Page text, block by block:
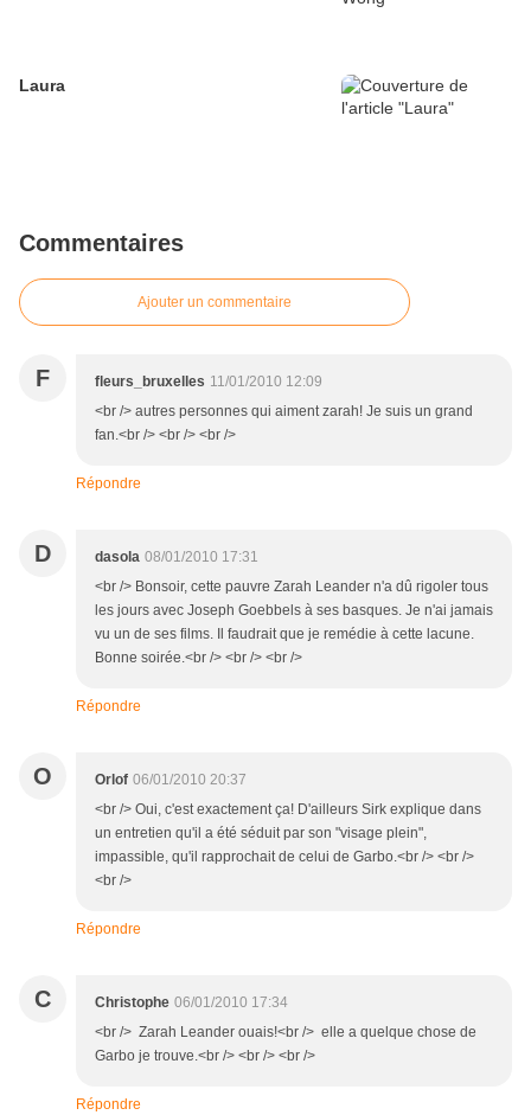
Laura
Commentaires
Ajouter un commentaire
F fleurs_bruxelles 11/01/2010 12:09
<br /> autres personnes qui aiment zarah! Je suis un grand
fan.<br /> <br /> <br />
Répondre
D dasola 08/01/2010 17:31
<br /> Bonsoir, cette pauvre Zarah Leander n'a dû rigoler tous
les jours avec Joseph Goebbels à ses basques. Je n'ai jamais
vu un de ses films. Il faudrait que je remédie à cette lacune.
Bonne soirée.<br /> <br /> <br />
Répondre
O Orlof 06/01/2010 20:37
<br /> Oui, c'est exactement ça! D'ailleurs Sirk explique dans
un entretien qu'il a été séduit par son "visage plein",
impassible, qu'il rapprochait de celui de Garbo.<br /> <br />
<br />
Répondre
C Christophe 06/01/2010 17:34
<br /> Zarah Leander ouais!<br /> elle a quelque chose de
Garbo je trouve.<br /> <br /> <br />
Répondre